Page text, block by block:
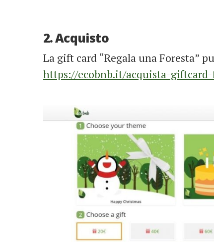
2. Acquisto
La gift card “Regala una Foresta”
https://ecobnb.it/acquista-